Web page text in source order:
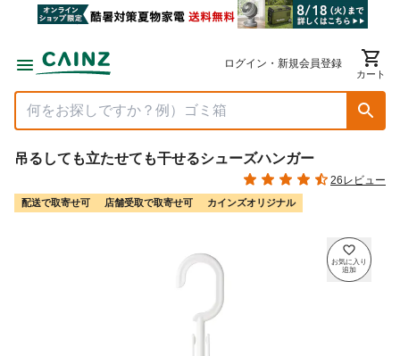
ログイン・新規会員登録
カート
吊るしても立たせても干せるシューズハンガー
26レビュー
配送で取寄せ可 店舗受取で取寄せ可 カインズオリジナル